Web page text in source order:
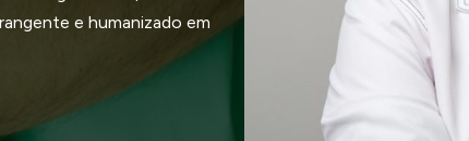
e humanizado em